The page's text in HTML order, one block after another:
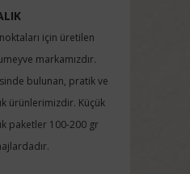
için üretilen
markamızdır.
bulunan, pratik ve
ürünlerimizdir. Küçük
paketler 100-200 gr